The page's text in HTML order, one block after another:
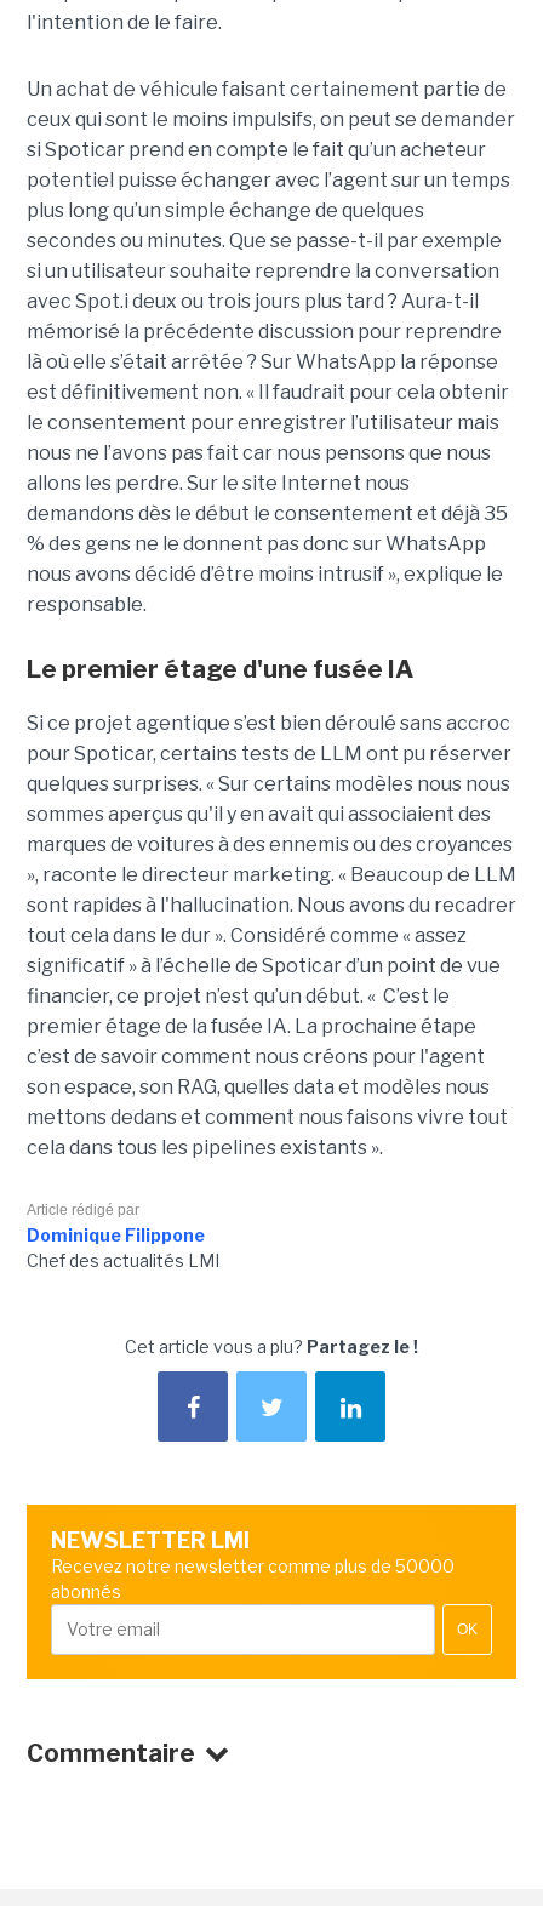
l'intention de le faire.
Un achat de véhicule faisant certainement partie de
ceux qui sont le moins impulsifs, on peut se demander
si Spoticarprend en compte le fait qu’un acheteur
potentiel puisse échanger avec l’agent sur un temps
plus long qu’un simple échange de quelques
secondes ou minutes. Que se passe-t-il par exemple
si un utilisateur souhaite reprendre la conversation
avec Spot.i deux ou trois jours plus tard ? Aura-t-il
mémorisé la précédente discussion pour reprendre
là où elle s’était arrêtée ? Sur WhatsApp la réponse
est définitivement non. « Il faudrait pour cela obtenir
le consentement pour enregistrer l’utilisateur mais
nous ne l’avons pas fait car nous pensons que nous
allons les perdre. Sur le site Internet nous
demandons dès le début le consentement et déjà 35
% des gens ne le donnent pas donc sur WhatsApp
nous avons décidé d’être moins intrusif », explique le
responsable.
Le premier étage d'une fusée IA
Si ce projet agentique s’est bien déroulé sans accroc
pour Spoticar, certains tests de LLM ont pu réserver
quelques surprises. « Sur certains modèles nous nous
sommes aperçus qu'il y en avait qui associaient des
marques de voitures à des ennemis ou des croyances
», raconte le directeur marketing. « Beaucoup de LLM
sont rapides à l'hallucination. Nous avons du recadrer
tout cela dans le dur ». Considéré comme « assez
significatif » à l’échelle de Spoticar d’un point de vue
financier, ce projet n’est qu’un début. « C’est le
premier étage de la fusée IA. La prochaine étape
c’est de savoir comment nous créons pour l'agent
son espace, son RAG, quelles data et modèles nous
mettons dedans et comment nous faisons vivre tout
cela dans tous les pipelines existants ».
Article rédigé par
Dominique Filippone
Chef des actualités LMI
Cet article vous a plu? Partagez le !
NEWSLETTER LMI
Recevez notre newsletter comme plus de 50000
abonnés
OK
Commentaire